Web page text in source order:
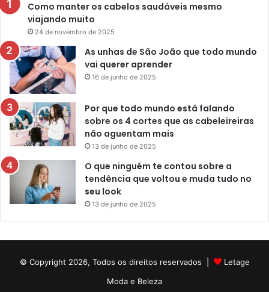
Como manter os cabelos saudáveis mesmo
viajando muito
24 de novembro de 2025
As unhas de São João que todo mundo
vai querer aprender
16 de junho de 2025
Por que todo mundo está falando
sobre os 4 cortes que as cabeleireiras
não aguentam mais
13 de junho de 2025
O que ninguém te contou sobre a
tendência que voltou e muda tudo no
seu look
13 de junho de 2025
© Copyright 2026, Todos os direitos reservados |
Letage
Moda e Beleza